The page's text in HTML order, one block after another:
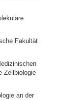
Fakultät
Zellbiologie
an der